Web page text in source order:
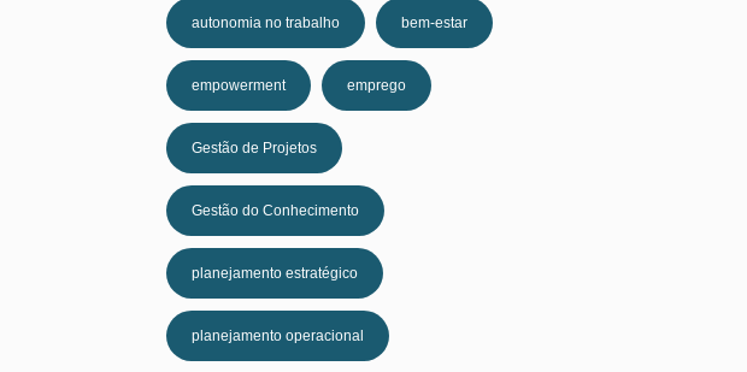
autonomia no trabalho bem-estar
empowerment emprego
Gestão de Projetos
Gestão do Conhecimento
planejamento estratégico
planejamento operacional